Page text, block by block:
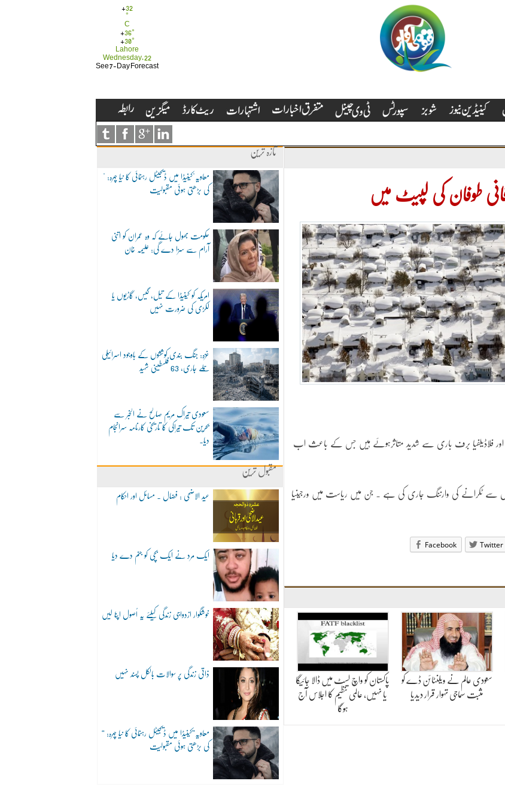
+32
°
C
+36°
+30°
Lahore
Wednesday, 22
See 7-Day Forecast
تازہ ترین
"معاویہ"کینیڈا میں ڈیجیٹل رہنمائی کا نیا چہرہ:
کی بڑھتی ہوئی مقبولیت
حکومت بھول جائے کہ وہ عمران کو اتنی
آرام سے سزا دے گی: علیمہ خان
امریکہ کو کینیڈا کے تیل، گیس، گاڑیوں یا
لکڑی کی ضرورت نہیں
غزہ: جنگ بندی کوششوں کے باوجود اسرائیلی
حملے جاری، 63 فلسطینی شہید
سعودی تیراک مریم صالح نے الخبر سے
بحرین تک تیراکی کا تاریخی کارنامہ سرانجام
دیا۔
مقبول ترین
عید الاضحی : فضال ۔ مسائل اور احکام
ایک مرد نے ایک بچی کو جنم دے دیا
خوشگوار ازدواجی زندگی کیلئے یہ اُصول اپنا لیں
ذاتی زندگی پر سوالات بالکل پسند نہیں
“معاویہ”کینیڈا میں ڈیجیٹل رہنمائی کا نیا چہرہ:
کی بڑھتی ہوئی مقبولیت
طوفان کی لپیٹ میں
اور فلاڈیلفیا برف باری سے شدید متاثرہوئے ہیں جس کے باعث اب
سے ٹکرانے کی وارننگ جاری کی ہے ۔ جن میں ریاست میں ورجینیا
Facebook Twitter
سعودی عالم نے ویلنٹائن ڈے کو
مثبت سماجی تہوار قرار دیدیا
پاکستان کو واچ لسٹ میں ڈالا جائیگا
یا نہیں، عالمی تنظیم کا اجلاس آج
ہوگا